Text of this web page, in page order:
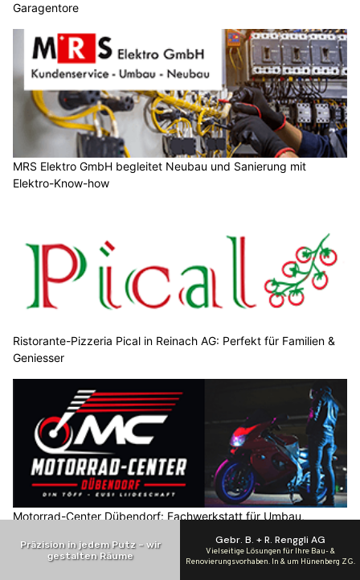
Garagentore
MRS Elektro GmbH begleitet Neubau und Sanierung mit
Elektro-Know-how
Ristorante-Pizzeria Pical in Reinach AG: Perfekt für Familien &
Geniesser
Motorrad-Center Dübendorf: Fachwerkstatt für Umbau,